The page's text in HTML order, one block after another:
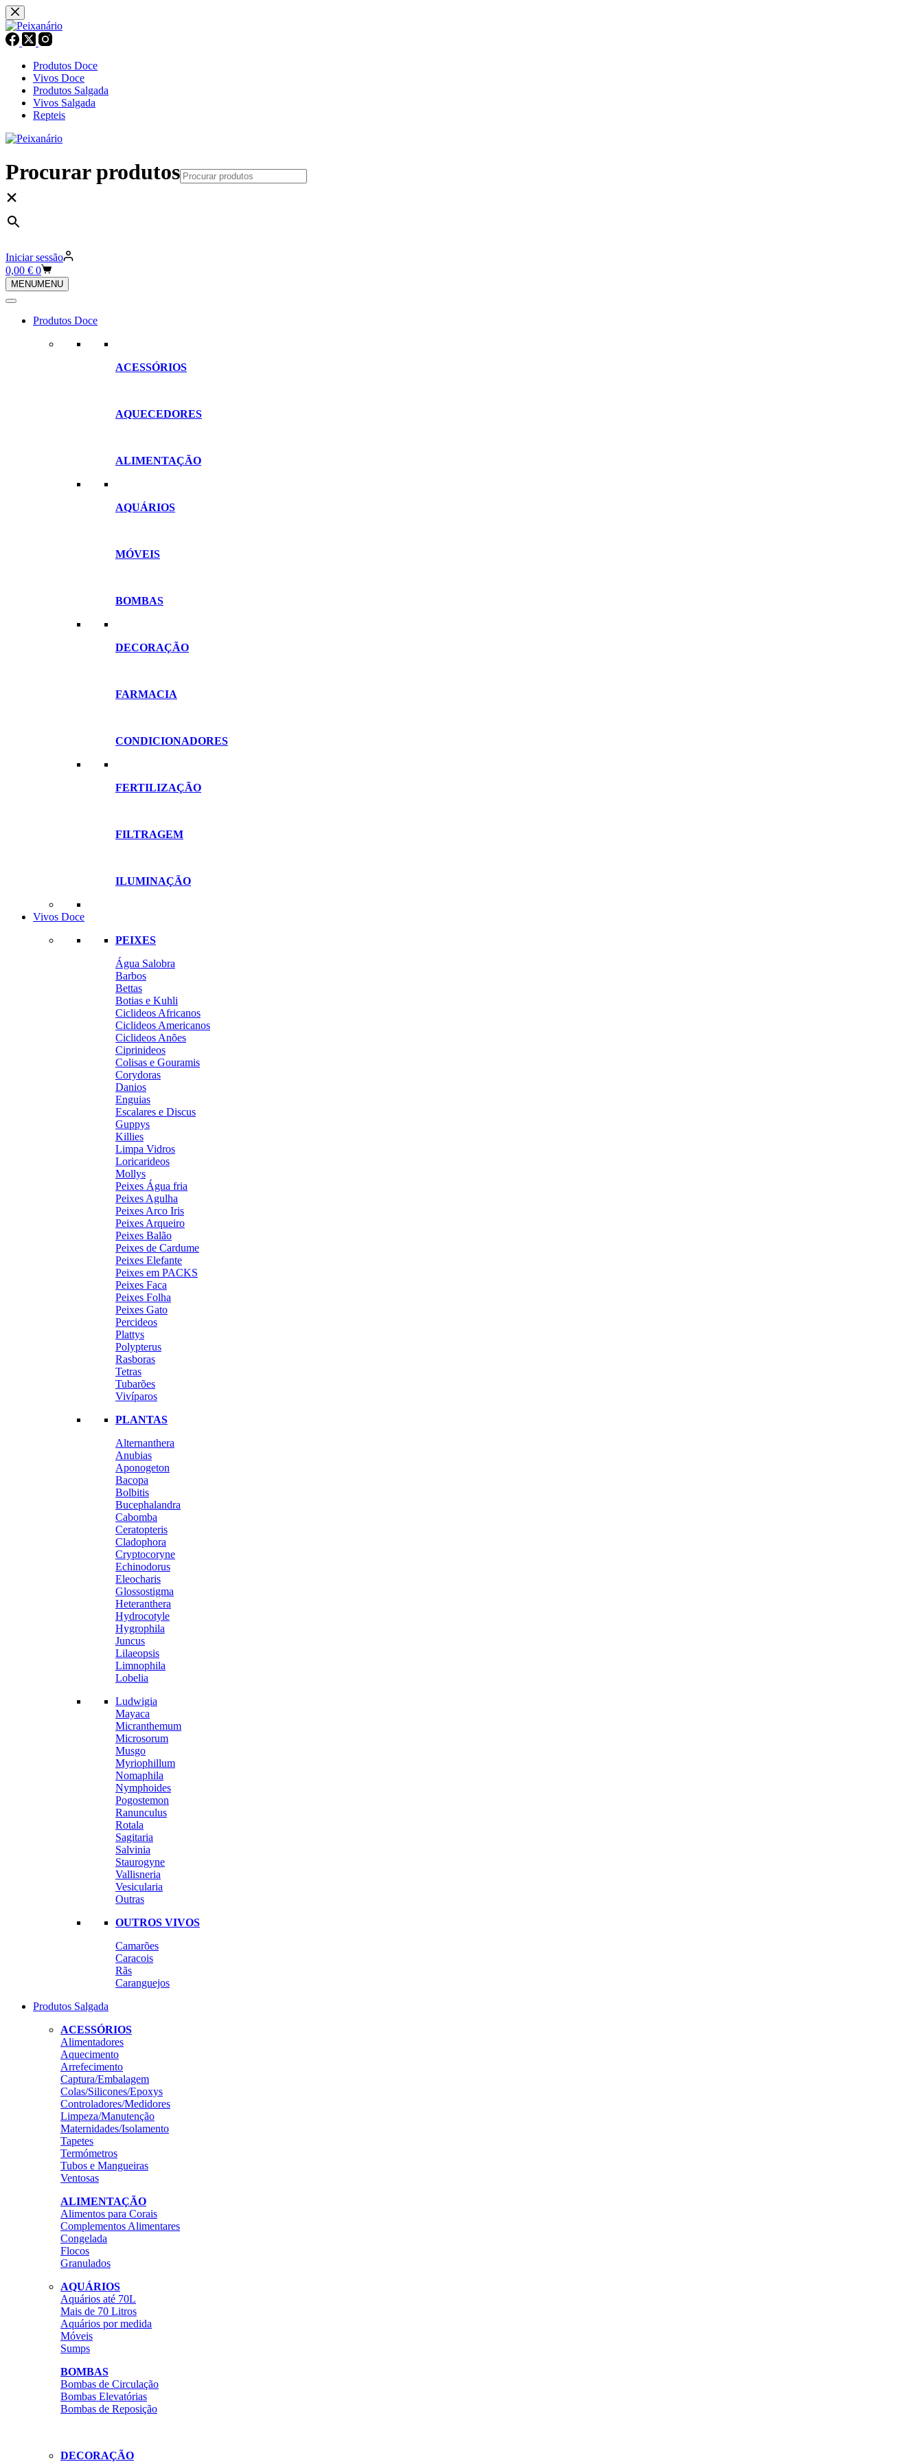
Pular
para
o
conteúdo
Produtos Doce
Vivos Doce
Produtos Salgada
Vivos Salgada
Repteis
Procurar produtos
×
Iniciar sessão
Carrinho
de
compras
0,00 € 0
MENUMENU
Produtos Doce
ACESSÓRIOS
AQUECEDORES
ALIMENTAÇÃO
AQUÁRIOS
MÓVEIS
BOMBAS
DECORAÇÃO
FARMACIA
CONDICIONADORES
FERTILIZAÇÃO
FILTRAGEM
ILUMINAÇÃO
Vivos Doce
PEIXES
Água Salobra
Barbos
Bettas
Botias e Kuhli
Ciclideos Africanos
Ciclideos Americanos
Ciclideos Anões
Ciprinideos
Colisas e Gouramis
Corydoras
Danios
Enguias
Escalares e Discus
Guppys
Killies
Limpa Vidros
Loricarideos
Mollys
Peixes Água fria
Peixes Agulha
Peixes Arco Iris
Peixes Arqueiro
Peixes Balão
Peixes de Cardume
Peixes Elefante
Peixes em PACKS
Peixes Faca
Peixes Folha
Peixes Gato
Percideos
Plattys
Polypterus
Rasboras
Tetras
Tubarões
Vivíparos
PLANTAS
Alternanthera
Anubias
Aponogeton
Bacopa
Bolbitis
Bucephalandra
Cabomba
Ceratopteris
Cladophora
Cryptocoryne
Echinodorus
Eleocharis
Glossostigma
Heteranthera
Hydrocotyle
Hygrophila
Juncus
Lilaeopsis
Limnophila
Lobelia
Ludwigia
Mayaca
Micranthemum
Microsorum
Musgo
Myriophillum
Nomaphila
Nymphoides
Pogostemon
Ranunculus
Rotala
Sagitaria
Salvinia
Staurogyne
Vallisneria
Vesicularia
Outras
OUTROS VIVOS
Camarões
Caracois
Rãs
Caranguejos
Produtos Salgada
ACESSÓRIOS
Alimentadores
Aquecimento
Arrefecimento
Captura/Embalagem
Colas/Silicones/Epoxys
Controladores/Medidores
Limpeza/Manutenção
Maternidades/Isolamento
Tapetes
Termómetros
Tubos e Mangueiras
Ventosas
ALIMENTAÇÃO
Alimentos para Corais
Complementos Alimentares
Congelada
Flocos
Granulados
AQUÁRIOS
Aquários até 70L
Mais de 70 Litros
Aquários por medida
Móveis
Sumps
BOMBAS
Bombas de Circulação
Bombas Elevatórias
Bombas de Reposição
DECORAÇÃO